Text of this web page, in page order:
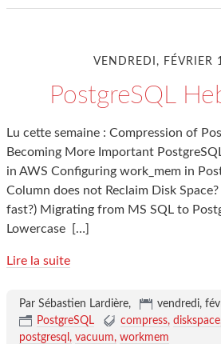
VENDREDI, FÉVRIER
PostgreSQL
Lu cette semaine : Compression of
Becoming More Important
in AWS Configuring work_mem in
Column does not Reclaim Disk
fast?) Migrating from MS SQL to
Lowercase
[…]
Lire la suite
Par Sébastien Lardière, vendredi,
PostgreSQL
compress diskspace
postgresql
vacuum workmem